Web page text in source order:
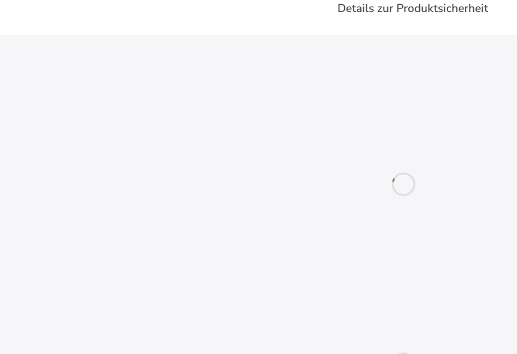
Details zur Produktsicherheit